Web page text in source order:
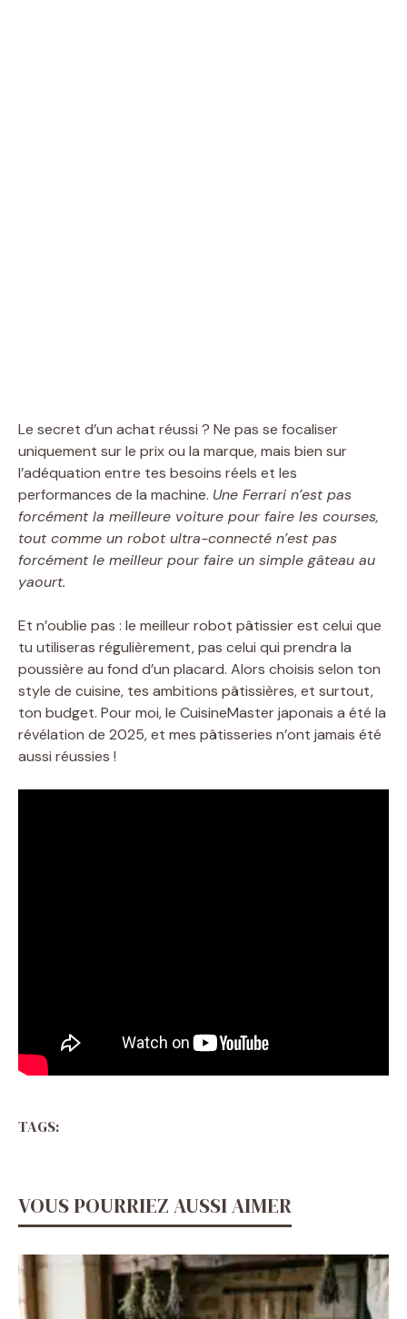
Le secret d’un achat réussi ? Ne pas se focaliser
uniquement sur le prix ou la marque, mais bien sur
l’adéquation entre tes besoins réels et les
performances de la machine. Une Ferrari n’est pas
forcément la meilleure voiture pour faire les courses,
tout comme un robot ultra-connecté n’est pas
forcément le meilleur pour faire un simple gâteau au
yaourt.
Et n’oublie pas : le meilleur robot pâtissier est celui que
tu utiliseras régulièrement, pas celui qui prendra la
poussière au fond d’un placard. Alors choisis selon ton
style de cuisine, tes ambitions pâtissières, et surtout,
ton budget. Pour moi, le CuisineMaster japonais a été la
révélation de 2025, et mes pâtisseries n’ont jamais été
aussi réussies !
TAGS:
VOUS POURRIEZ AUSSI AIMER